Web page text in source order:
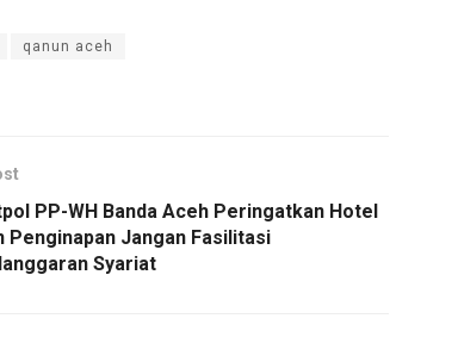
qanun aceh
PP-WH Banda Aceh Peringatkan Hotel
Penginapan Jangan Fasilitasi
Syariat